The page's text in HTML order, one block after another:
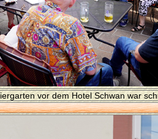
vor dem Hotel Schwan war